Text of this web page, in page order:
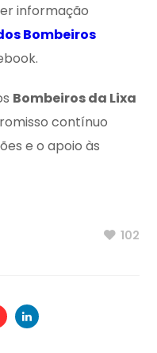
informação
Bombeiros
Bombeiros da Lixa
contínuo
e o apoio às
102